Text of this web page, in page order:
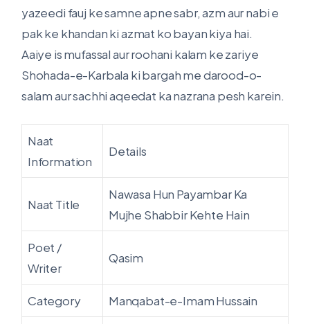
yazeedi fauj ke samne apne sabr, azm aur nabi e
pak ke khandan ki azmat ko bayan kiya hai.
Aaiye is mufassal aur roohani kalam ke zariye
Shohada-e-Karbala ki bargah me darood-o-
salam aur sachhi aqeedat ka nazrana pesh karein.
Naat
Information
Details
Naat Title
Nawasa Hun Payambar Ka
Mujhe Shabbir Kehte Hain
Poet /
Writer
Qasim
Category Manqabat-e-Imam Hussain